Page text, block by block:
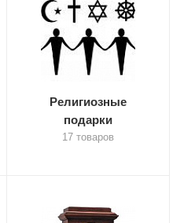
Религиозные
подарки
17 товаров